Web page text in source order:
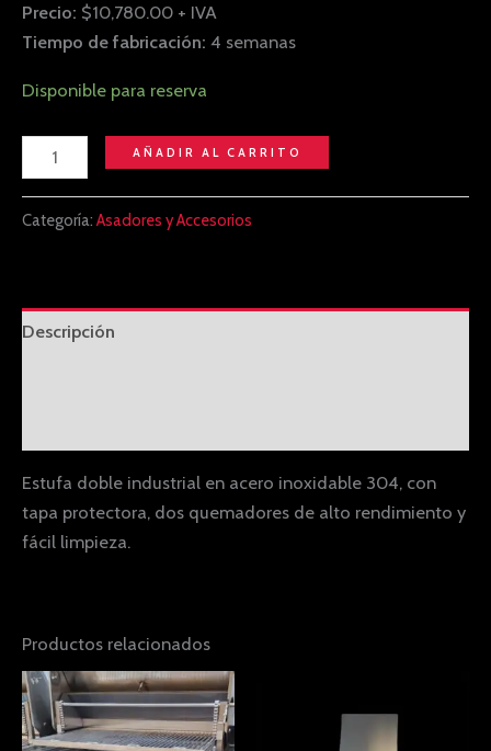
Precio: $10,780.00 + IVA
Tiempo de fabricación: 4 semanas
Disponible para reserva
AÑADIR AL CARRITO
Categoría: Asadores y Accesorios
Descripción
Estufa doble industrial en acero inoxidable 304, con
tapa protectora, dos quemadores de alto rendimiento y
fácil limpieza.
Productos relacionados